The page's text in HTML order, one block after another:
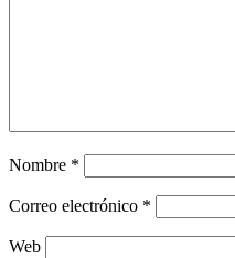
Nombre *
Correo electrónico *
Web